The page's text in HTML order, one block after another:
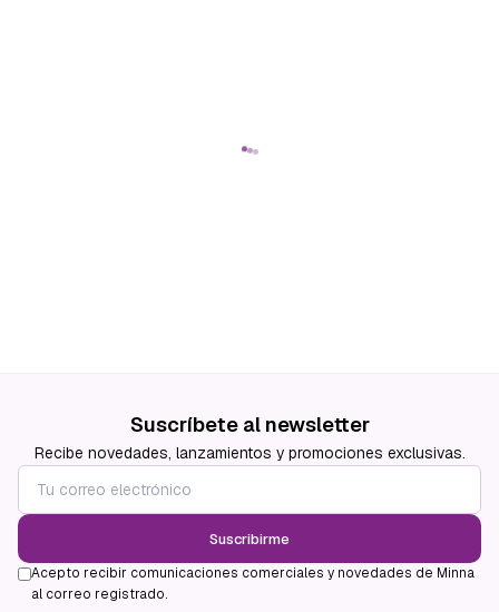
Suscríbete al newsletter
Recibe novedades, lanzamientos y promociones exclusivas.
Suscribirme
Acepto recibir comunicaciones comerciales y novedades de Minna
al correo registrado.